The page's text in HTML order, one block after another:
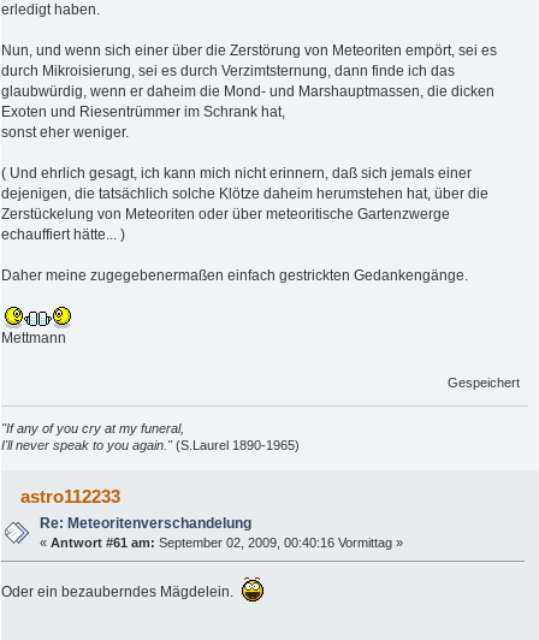
erledigt haben.
Nun, und wenn sich einer über die Zerstörung von Meteoriten empört, sei es
durch Mikroisierung, sei es durch Verzimtsternung, dann finde ich das
glaubwürdig, wenn er daheim die Mond- und Marshauptmassen, die dicken
Exoten und Riesentrümmer im Schrank hat,
sonst eher weniger.
( Und ehrlich gesagt, ich kann mich nicht erinnern, daß sich jemals einer
dejenigen, die tatsächlich solche Klötze daheim herumstehen hat, über die
Zerstückelung von Meteoriten oder über meteoritische Gartenzwerge
echauffiert hätte... )
Daher meine zugegebenermaßen einfach gestrickten Gedankengänge.
Mettmann
Gespeichert
"If any of you cry at my funeral,
I'll never speak to you again."(S.Laurel 1890-1965)
astro112233
Re: Meteoritenverschandelung
«Antwort #61 am: September 02, 2009, 00:40:16 Vormittag »
Oder ein bezauberndes Mägdelein.